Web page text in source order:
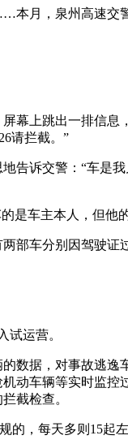
月，泉州高速交
上跳出一排信息
请拦截。”
诉交警：“车是
车主本人，但他的
车分别因驾驶证
运营。
据，对事故逃逸
动车辆等实时监
截检查。
每天多则15起